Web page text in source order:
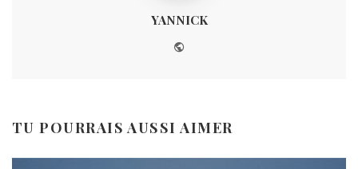
YANNICK
TU POURRAIS AUSSI AIMER